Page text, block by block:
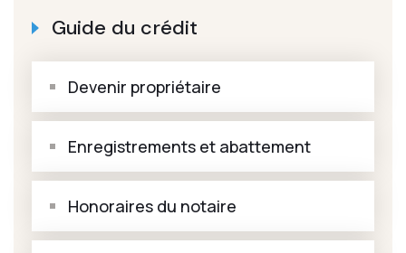
Guide du crédit
Devenir propriétaire
Enregistrements et abattement
Honoraires du notaire